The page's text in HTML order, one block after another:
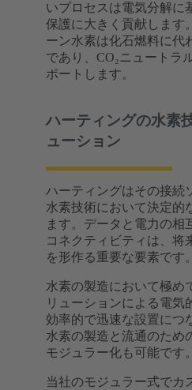
いプロセスは電気分解に
保護に大きく貢献します
ーン水素は化石燃料に代
であり、CO₂ニュートラ
ポートします。
ハーティングの水素
ューション
ハーティングはその接続
水素技術において決定的
ます。データと電力の相
コネクティビティは、将
を形作る重要な要素です。
水素の製造において極め
リューションによる電気
効率的で迅速な設置につ
水素の製造と流通のため
モジュラー化も可能です。
当社のモジュラー式でカ